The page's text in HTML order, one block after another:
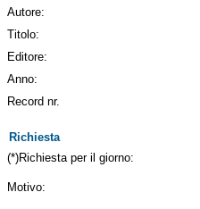
Autore:
Titolo:
Editore:
Anno:
Record nr.
Richiesta
(*)Richiesta per il giorno:
Motivo: